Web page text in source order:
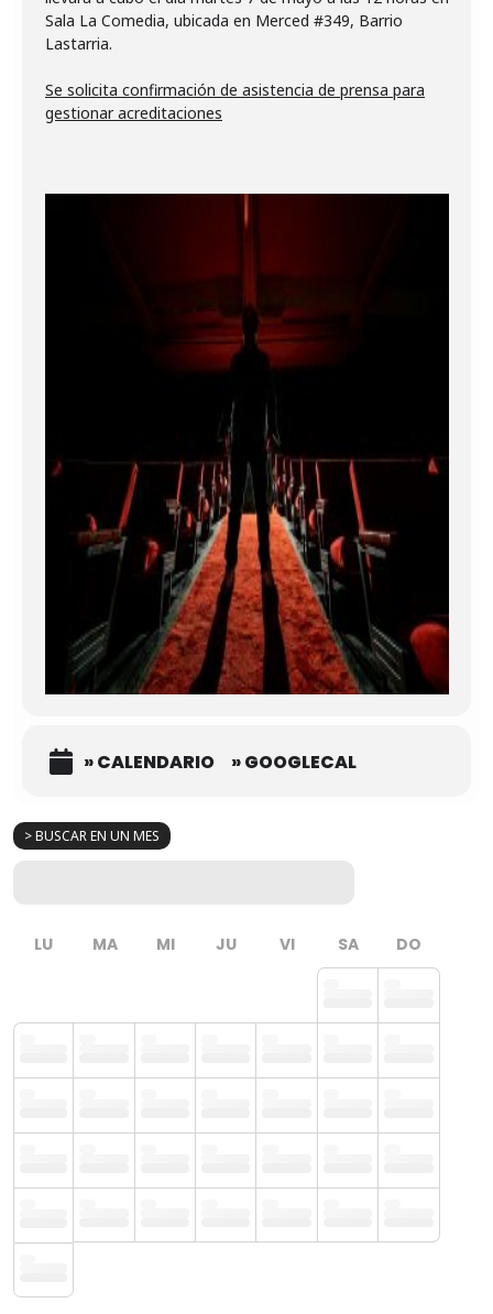
> BUSCAR EN UN MES
LU MA MI JU VI SA DO
Sala La Comedia, ubicada en Merced #349, Barrio
Lastarria.
Se solicita confirmación de asistencia de prensa para
gestionar acreditaciones
» CALENDARIO » GOOGLECAL